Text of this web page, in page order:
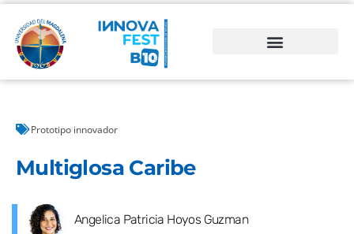
Prototipo innovador
Multiglosa Caribe
Angelica Patricia Hoyos Guzman